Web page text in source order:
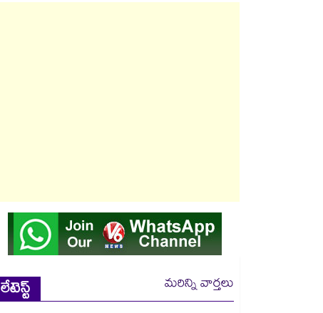
లేటెస్ట్
మరిన్ని వార్తలు